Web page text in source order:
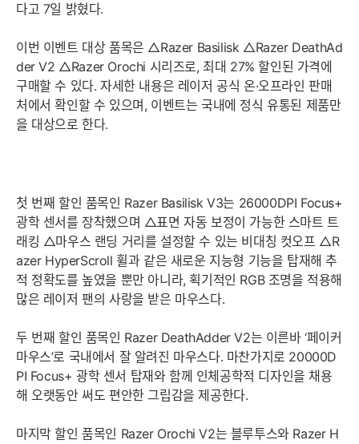
다고 7일 밝혔다.
이번 이벤트 대상 품목은 △Razer Basilisk △Razer DeathAd
der V2 △Razer Orochi 시리즈로, 최대 27% 할인된 가격에
구매할 수 있다. 자세한 내용은 레이저 공식 온·오프라인 판매
처에서 확인할 수 있으며, 이벤트는 국내에 정식 유통된 제품만
을 대상으로 한다.
첫 번째 할인 품목인 Razer Basilisk V3는 26000DPI Focus+
광학 센서를 장착했으며 △표면 자동 보정이 가능한 스마트 트
래킹 △마우스 랜딩 거리를 설정할 수 있는 비대칭 컷오프 △R
azer HyperScroll 휠과 같은 새로운 지능형 기능을 탑재해 추
적 정확도를 높였을 뿐만 아니라, 획기적인 RGB 조명을 적용해
많은 레이저 팬의 사랑을 받은 마우스다.
두 번째 할인 품목인 Razer DeathAdder V2는 이른바 ‘페이커
마우스’로 국내에서 잘 알려진 마우스다. 마찬가지로 20000D
PI Focus+ 광학 센서 탑재와 함께 인체공학적 디자인을 채용
해 오랫동안 써도 편안한 그립감을 제공한다.
마지막 할인 품목인 Razer Orochi V2는 블루투스와 Razer H